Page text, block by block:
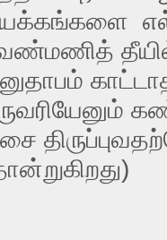
தீயில்